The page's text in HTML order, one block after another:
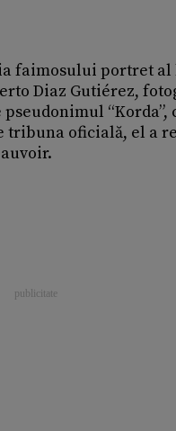
portret al
Diaz Gutiérez,
tribuna oficială, el a